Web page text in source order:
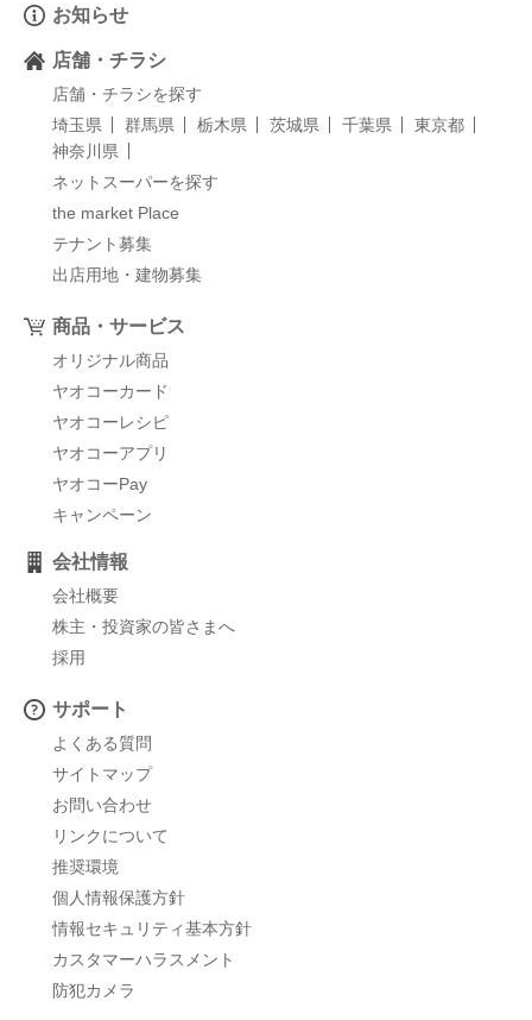
お知らせ
店舗・チラシ
店舗・チラシを探す
埼玉県
群馬県 栃木県 茨城県 千葉県
東京都
神奈川県
ネットスーパーを探す
the market Place
テナント募集
出店用地・建物募集
商品・サービス
オリジナル商品
ヤオコーカード
ヤオコーレシピ
ヤオコーアプリ
ヤオコーPay
キャンペーン
会社情報
会社概要
株主・投資家の皆さまへ
採用
サポート
よくある質問
サイトマップ
お問い合わせ
リンクについて
推奨環境
個人情報保護方針
情報セキュリティ基本方針
カスタマーハラスメント
防犯カメラ